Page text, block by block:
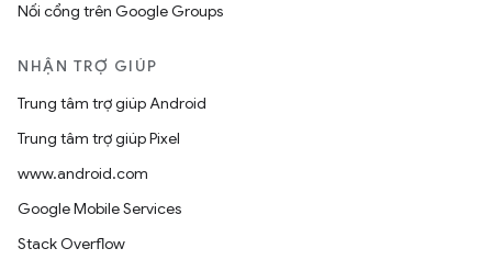
Nối cổng trên Google Groups
NHẬN TRỢ GIÚP
Trung tâm trợ giúp Android
Trung tâm trợ giúp Pixel
www.android.com
Google Mobile Services
Stack Overflow